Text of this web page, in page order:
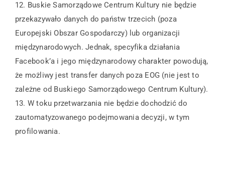
12. Buskie Samorządowe Centrum Kultury nie będzie
przekazywało danych do państw trzecich (poza
Europejski Obszar Gospodarczy) lub organizacji
międzynarodowych. Jednak, specyfika działania
Facebook’a i jego międzynarodowy charakter powodują,
że możliwy jest transfer danych poza EOG (nie jest to
zależne od Buskiego Samorządowego Centrum Kultury).
13. W toku przetwarzania nie będzie dochodzić do
zautomatyzowanego podejmowania decyzji, w tym
profilowania.